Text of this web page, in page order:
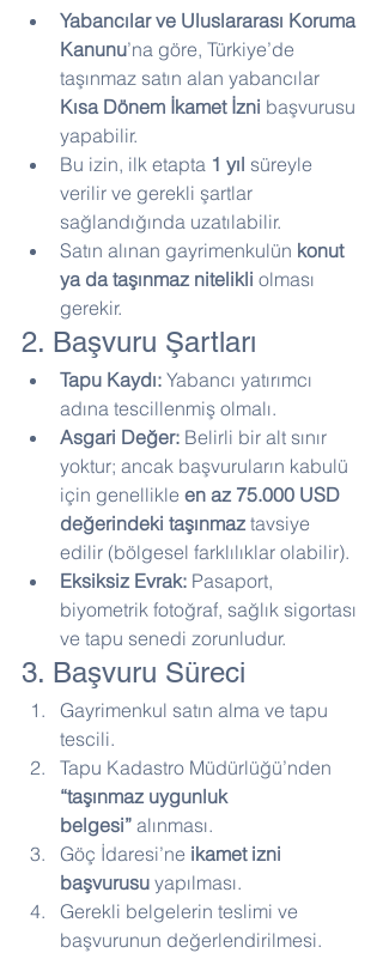
Yabancılar ve Uluslararası Koruma
Kanunu’na göre, Türkiye’de
taşınmaz satın alan yabancılar
Kısa Dönem İkamet İzni başvurusu
yapabilir.
Bu izin, ilk etapta 1 yıl süreyle
verilir ve gerekli şartlar
sağlandığında uzatılabilir.
Satın alınan gayrimenkulün konut
ya da taşınmaz nitelikli olması
gerekir.
2. Başvuru Şartları
Tapu Kaydı: Yabancı yatırımcı
adına tescillenmiş olmalı.
Asgari Değer: Belirli bir alt sınır
yoktur; ancak başvuruların kabulü
için genellikle en az 75.000 USD
değerindeki taşınmaz tavsiye
edilir (bölgesel farklılıklar olabilir).
Eksiksiz Evrak: Pasaport,
biyometrik fotoğraf, sağlık sigortası
ve tapu senedi zorunludur.
3. Başvuru Süreci
Gayrimenkul satın alma ve tapu
tescili.
Tapu Kadastro Müdürlüğü’nden
“taşınmaz uygunluk
belgesi” alınması.
Göç İdaresi’ne ikamet izni
başvurusu yapılması.
Gerekli belgelerin teslimi ve
başvurunun değerlendirilmesi.